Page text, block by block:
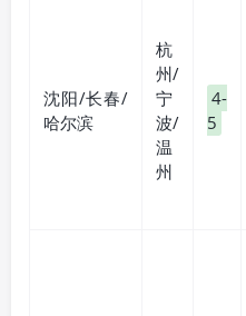
沈阳/长春/
哈尔滨
杭
州/
宁
波/
温
州
4-
5